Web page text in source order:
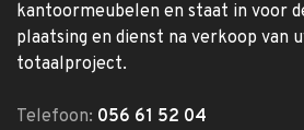
kantoormeubelen en staat in voor
plaatsing en dienst na verkoop van
totaalproject.
Telefoon: 056 61 52 04